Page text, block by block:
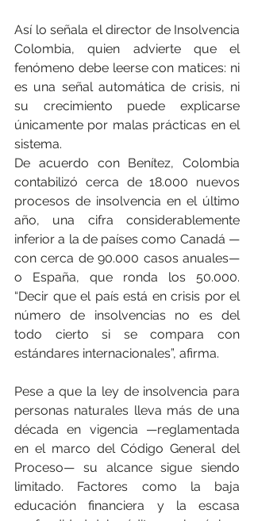
Así lo señala el director de Insolvencia
Colombia, quien advierte que el
fenómeno debe leerse con matices: ni
es una señal automática de crisis, ni
su crecimiento puede explicarse
únicamente por malas prácticas en el
sistema.
De acuerdo con Benítez, Colombia
contabilizó cerca de 18.000 nuevos
procesos de insolvencia en el último
año, una cifra considerablemente
inferior a la de países como Canadá —
con cerca de 90.000 casos anuales—
o España, que ronda los 50.000.
“Decir que el país está en crisis por el
número de insolvencias no es del
todo cierto si se compara con
estándares internacionales”, afirma.
Pese a que la ley de insolvencia para
personas naturales lleva más de una
década en vigencia —reglamentada
en el marco del Código General del
Proceso— su alcance sigue siendo
limitado. Factores como la baja
educación financiera y la escasa